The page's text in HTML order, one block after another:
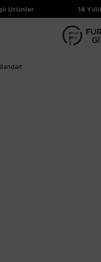
Ürünler 14